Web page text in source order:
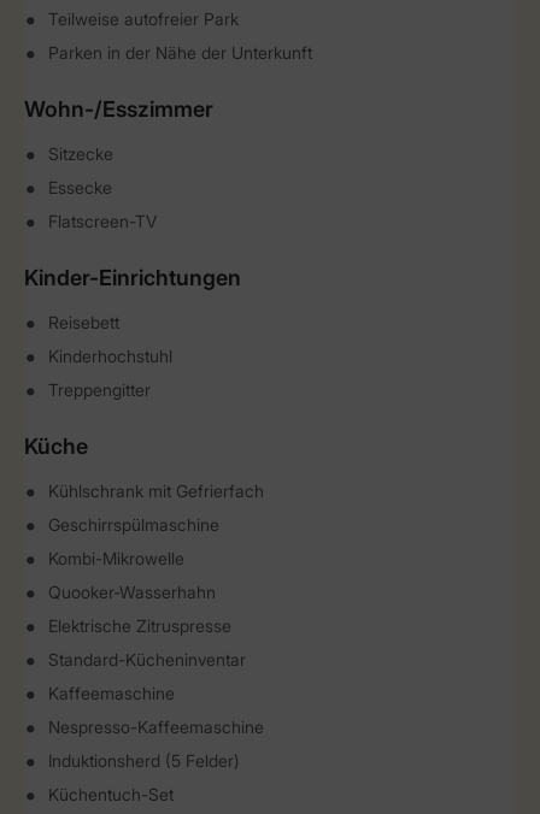
Teilweise autofreier Park
Parken in der Nähe der Unterkunft
Wohn-/Esszimmer
Sitzecke
Essecke
Flatscreen-TV
Kinder-Einrichtungen
Reisebett
Kinderhochstuhl
Treppengitter
Küche
Kühlschrank mit Gefrierfach
Geschirrspülmaschine
Kombi-Mikrowelle
Quooker-Wasserhahn
Elektrische Zitruspresse
Standard-Kücheninventar
Kaffeemaschine
Nespresso-Kaffeemaschine
Induktionsherd (5 Felder)
Küchentuch-Set